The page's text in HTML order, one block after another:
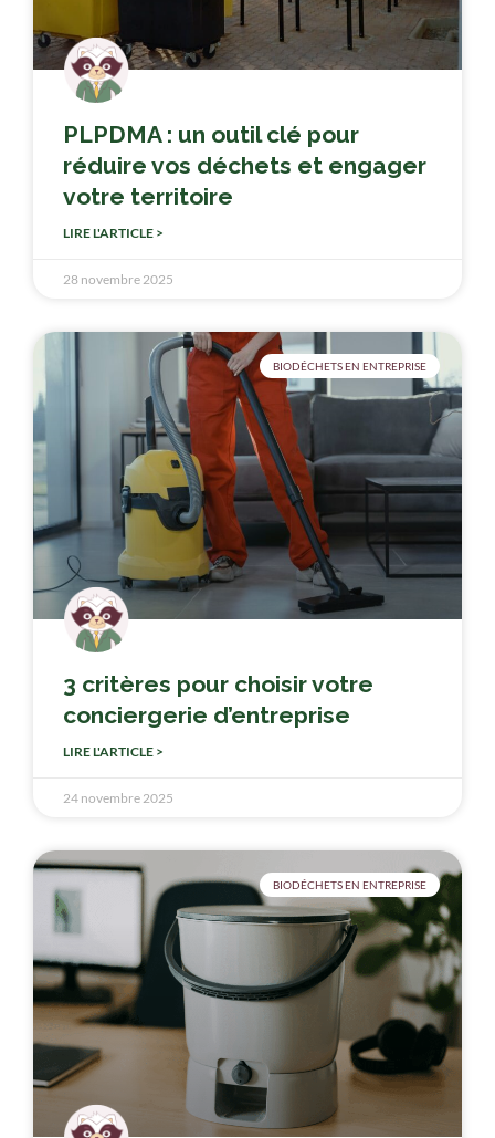
PLPDMA : un outil clé pour
réduire vos déchets et engager
votre territoire
LIRE L'ARTICLE >
28 novembre 2025
BIODÉCHETS EN ENTREPRISE
3 critères pour choisir votre
conciergerie d’entreprise
LIRE L'ARTICLE >
24 novembre 2025
BIODÉCHETS EN ENTREPRISE